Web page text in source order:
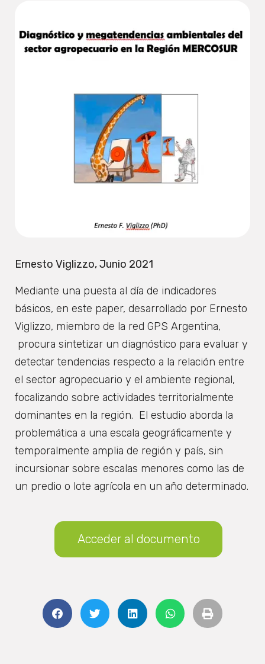
Ernesto Viglizzo, Junio 2021
Mediante una puesta al día de indicadores
básicos, en este paper, desarrollado por Ernesto
Viglizzo, miembro de la red GPS Argentina,
procura sintetizar un diagnóstico para evaluar y
detectar tendencias respecto a la relación entre
el sector agropecuario y el ambiente regional,
focalizando sobre actividades territorialmente
dominantes en la región. El estudio aborda la
problemática a una escala geográficamente y
temporalmente amplia de región y país, sin
incursionar sobre escalas menores como las de
un predio o lote agrícola en un año determinado.
Acceder al documento